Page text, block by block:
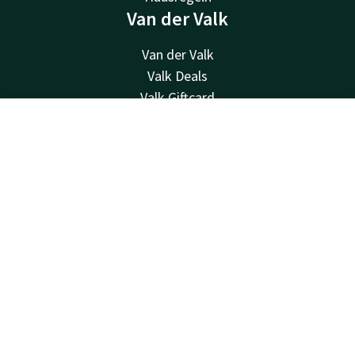
Van der Valk
Van der Valk
Valk Deals
Valk Giftcard